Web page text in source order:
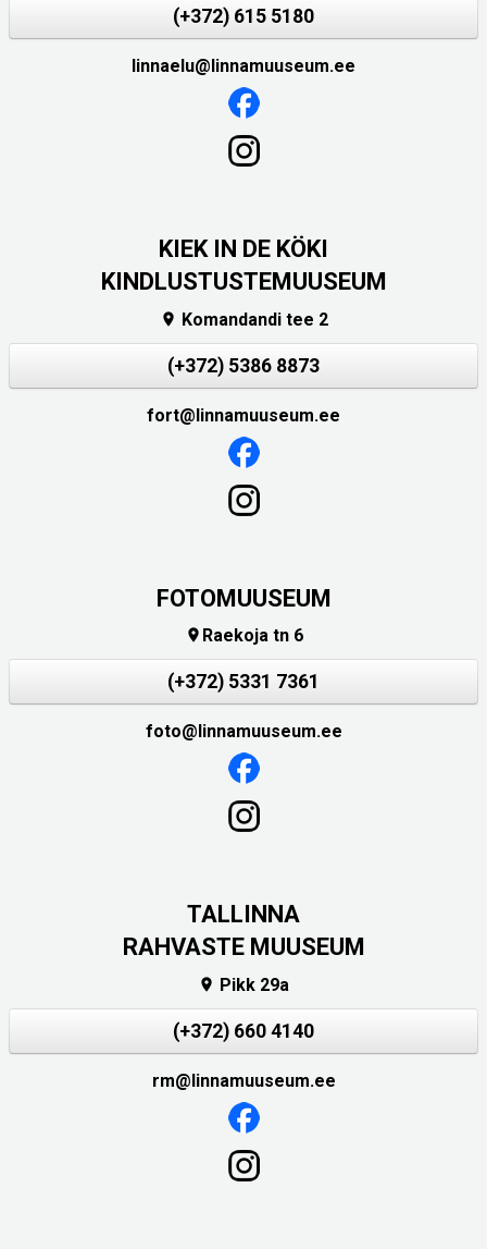
(+372) 615 5180
linnaelu@linnamuuseum.ee
KIEK IN DE KÖKI
KINDLUSTUSTEMUUSEUM
 Komandandi tee 2
(+372) 5386 8873
fort@linnamuuseum.ee
FOTOMUUSEUM
 Raekoja tn 6
(+372) 5331 7361
foto@linnamuuseum.ee
TALLINNA
RAHVASTE MUUSEUM
 Pikk 29a
(+372) 660 4140
rm@linnamuuseum.ee